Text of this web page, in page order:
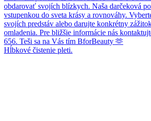
Hĺbkové čistenie pleti.